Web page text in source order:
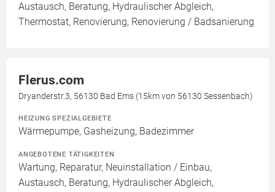
Austausch, Beratung, Hydraulischer Abgleich,
Thermostat, Renovierung, Renovierung / Badsanierung
Flerus.com
Dryanderstr.3, 56130 Bad Ems (15km von 56130 Sessenbach)
HEIZUNG SPEZIALGEBIETE
Wärmepumpe, Gasheizung, Badezimmer
ANGEBOTENE TÄTIGKEITEN
Wartung, Reparatur, Neuinstallation / Einbau,
Austausch, Beratung, Hydraulischer Abgleich,